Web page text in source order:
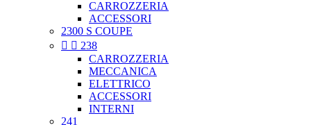
CARROZZERIA
ACCESSORI
2300 S COUPE
  238
CARROZZERIA
MECCANICA
ELETTRICO
ACCESSORI
INTERNI
241